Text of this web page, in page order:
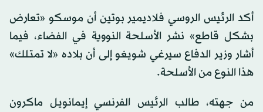
أكد الرئيس الروسي فلاديمير بوتين أن موسكو «تعارض
بشكل قاطع» نشر الأسلحة النووية في الفضاء، فيما
أشار وزير الدفاع سيرغي شويغو إلى أن بلاده «لا تمتلك»
هذا النوع من الأسلحة.
من جهته، طالب الرئيس الفرنسي إيمانويل ماكرون